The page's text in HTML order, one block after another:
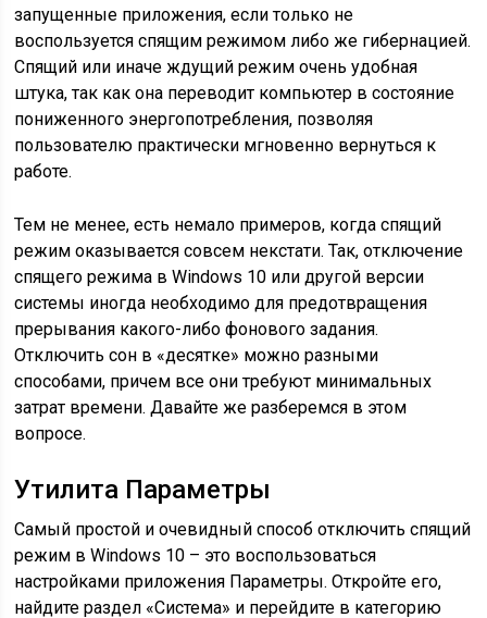
запущенные приложения, если только не
воспользуется спящим режимом либо же гибернацией.
Спящий или иначе ждущий режим очень удобная
штука, так как она переводит компьютер в состояние
пониженного энергопотребления, позволяя
пользователю практически мгновенно вернуться к
работе.
Тем не менее, есть немало примеров, когда спящий
режим оказывается совсем некстати. Так, отключение
спящего режима в Windows 10 или другой версии
системы иногда необходимо для предотвращения
прерывания какого-либо фонового задания.
Отключить сон в «десятке» можно разными
способами, причем все они требуют минимальных
затрат времени. Давайте же разберемся в этом
вопросе.
Утилита Параметры
Самый простой и очевидный способ отключить спящий
режим в Windows 10 – это воспользоваться
настройками приложения Параметры. Откройте его,
найдите раздел «Система» и перейдите в категорию